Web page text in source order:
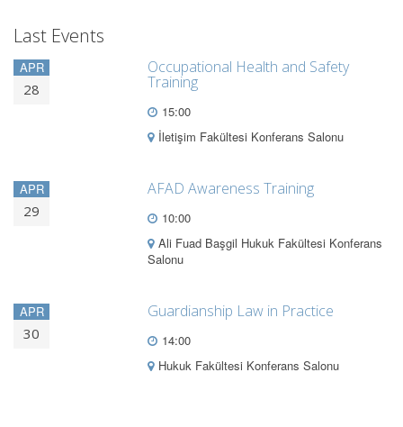
Last Events
APR
28
Occupational Health and Safety
Training
15:00
İletişim Fakültesi Konferans Salonu
APR
29
AFAD Awareness Training
10:00
Ali Fuad Başgil Hukuk Fakültesi Konferans
Salonu
APR
30
Guardianship Law in Practice
14:00
Hukuk Fakültesi Konferans Salonu